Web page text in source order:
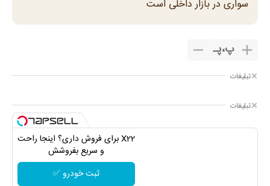
سواری در بازار داخلی است
پ،پـ
تبلیغات
تبلیغات
X22 برای فروش داری؟ اینجا راحت
و سریع بفروشش
ثبت خودرو ✅